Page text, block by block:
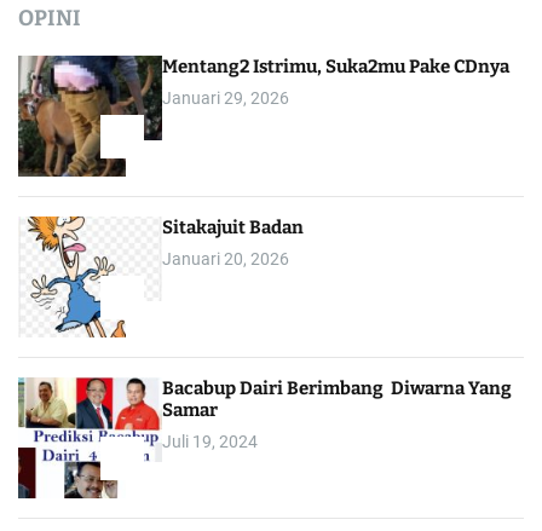
OPINI
Mentang2 Istrimu, Suka2mu Pake CDnya
Januari 29, 2026
Sitakajuit Badan
Januari 20, 2026
Bacabup Dairi Berimbang Diwarna Yang
Samar
Juli 19, 2024